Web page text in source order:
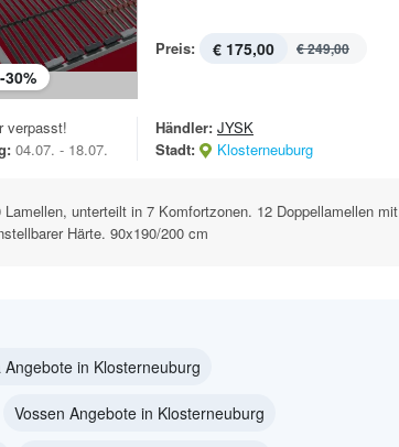
-30%
Preis: € 175,00 € 249,00
verpasst!
04.07. - 18.07.
Händler: JYSK
Stadt:
Klosterneuburg
Lamellen, unterteilt in 7 Komfortzonen. 12 Doppellamellen mit
Härte. 90x190/200 cm
Angebote in Klosterneuburg
Vossen Angebote in Klosterneuburg